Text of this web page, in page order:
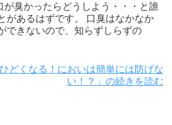
臭かったらどうしよう・・・と誰
があるはずです。 口臭はなかなか
できないので、知らずしらずの
どくなる！においは簡単には防げな
い！？」の続きを読む